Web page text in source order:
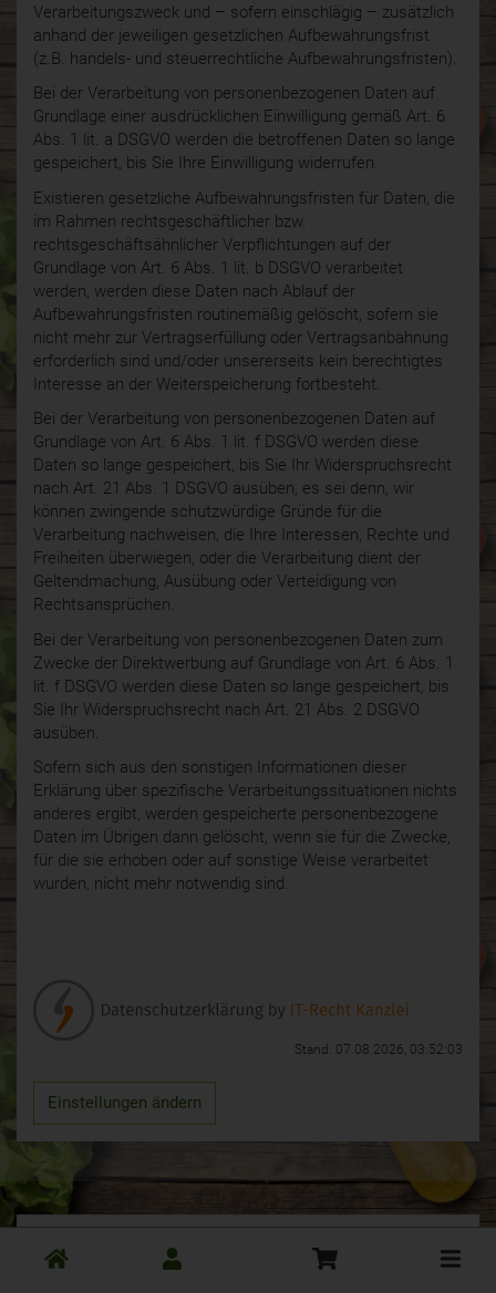
Verarbeitungszweck und – sofern einschlägig – zusätzlich
anhand der jeweiligen gesetzlichen Aufbewahrungsfrist
(z.B. handels- und steuerrechtliche Aufbewahrungsfristen).
Bei der Verarbeitung von personenbezogenen Daten auf
Grundlage einer ausdrücklichen Einwilligung gemäß Art. 6
Abs. 1 lit. a DSGVO werden die betroffenen Daten so lange
gespeichert, bis Sie Ihre Einwilligung widerrufen.
Existieren gesetzliche Aufbewahrungsfristen für Daten, die
im Rahmen rechtsgeschäftlicher bzw.
rechtsgeschäftsähnlicher Verpflichtungen auf der
Grundlage von Art. 6 Abs. 1 lit. b DSGVO verarbeitet
werden, werden diese Daten nach Ablauf der
Aufbewahrungsfristen routinemäßig gelöscht, sofern sie
nicht mehr zur Vertragserfüllung oder Vertragsanbahnung
erforderlich sind und/oder unsererseits kein berechtigtes
Interesse an der Weiterspeicherung fortbesteht.
Bei der Verarbeitung von personenbezogenen Daten auf
Grundlage von Art. 6 Abs. 1 lit. f DSGVO werden diese
Daten so lange gespeichert, bis Sie Ihr Widerspruchsrecht
nach Art. 21 Abs. 1 DSGVO ausüben, es sei denn, wir
können zwingende schutzwürdige Gründe für die
Verarbeitung nachweisen, die Ihre Interessen, Rechte und
Freiheiten überwiegen, oder die Verarbeitung dient der
Geltendmachung, Ausübung oder Verteidigung von
Rechtsansprüchen.
Bei der Verarbeitung von personenbezogenen Daten zum
Zwecke der Direktwerbung auf Grundlage von Art. 6 Abs. 1
lit. f DSGVO werden diese Daten so lange gespeichert, bis
Sie Ihr Widerspruchsrecht nach Art. 21 Abs. 2 DSGVO
ausüben.
Sofern sich aus den sonstigen Informationen dieser
Erklärung über spezifische Verarbeitungssituationen nichts
anderes ergibt, werden gespeicherte personenbezogene
Daten im Übrigen dann gelöscht, wenn sie für die Zwecke,
für die sie erhoben oder auf sonstige Weise verarbeitet
wurden, nicht mehr notwendig sind.
Stand: 07.08.2026, 03:52:03
Einstellungen ändern
Toggle